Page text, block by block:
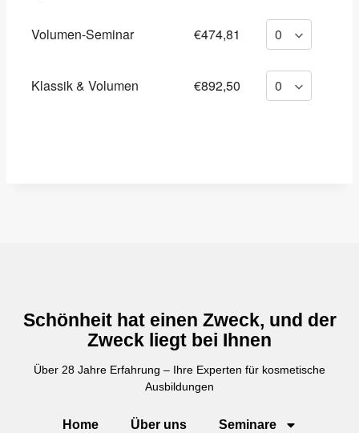
Volumen-Seminar €474,81
Klassik & Volumen €892,50
Schönheit hat einen Zweck, und der
Zweck liegt bei Ihnen
Über 28 Jahre Erfahrung – Ihre Experten für kosmetische
Ausbildungen
Home Über uns Seminare